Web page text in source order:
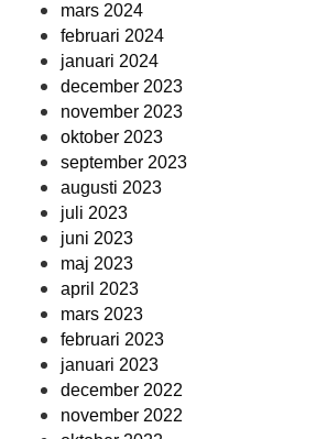
mars 2024
februari 2024
januari 2024
december 2023
november 2023
oktober 2023
september 2023
augusti 2023
juli 2023
juni 2023
maj 2023
april 2023
mars 2023
februari 2023
januari 2023
december 2022
november 2022